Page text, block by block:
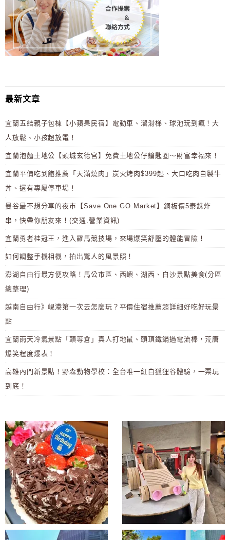
最新文章
宜蘭五結親子包棟【小蘋果民宿】電動車、溜滑梯、球池玩到瘋！大
人放鬆、小孩超放電！
宜蘭泡麵土地公【頭城玄德宮】免費土地公仔鑰匙圈～財富幸福來！
宜蘭平價吃到飽推薦「天滿燒肉」炭火烤肉$399起、大口吃肉自製牛
丼、還有專屬停車場！
曼谷最不想分享的夜市【Save One GO Market】銅板價5泰銖炸
串，快帶你朋友來！(交通.營業資訊)
宜蘭勇者桂冠王，進入羅馬競技場，來場爆笑舒壓的體能冒險！
如何調整手機相機，拍出驚人的風景照！
澎湖自由行最方便攻略！馬公市區、西嶼、湖西、白沙景點美食(分區
總整理)
越南自由行》峴港第一次去怎麼玩？平價住宿推薦超詳細好吃好玩景
點
宜蘭雨天冷氣景點「頭等倉」真人打地鼠、頭頂鐵鍋過電流棒，荒唐
爆笑程度爆表！
高雄內門新景點！野森動物學校：全台唯一紅白狐狸谷體驗，一票玩
到底！